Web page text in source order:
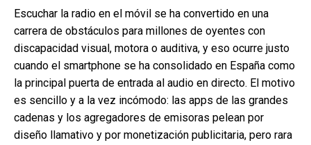
Escuchar la radio en el móvil se ha convertido en una
carrera de obstáculos para millones de oyentes con
discapacidad visual, motora o auditiva, y eso ocurre justo
cuando el smartphone se ha consolidado en España como
la principal puerta de entrada al audio en directo. El motivo
es sencillo y a la vez incómodo: las apps de las grandes
cadenas y los agregadores de emisoras pelean por
diseño llamativo y por monetización publicitaria, pero rara